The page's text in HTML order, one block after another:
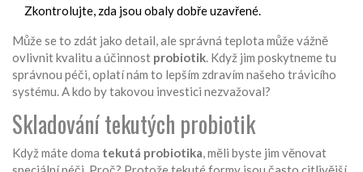
Zkontrolujte, zda jsou obaly dobře uzavřené.
Může se to zdát jako detail, ale správná teplota může vážně
ovlivnit kvalitu a účinnost probiotik. Když jim poskytneme tu
správnou péči, oplatí nám to lepším zdravím našeho trávicího
systému. A kdo by takovou investici nezvažoval?
Skladování tekutých probiotik
Když máte doma tekutá probiotika, měli byste jim věnovat